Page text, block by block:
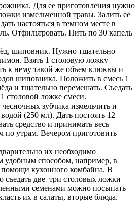
Для ее приготовления нужно
измельченной травы. Залить ее
настояться в темном месте в
Отфильтровать. Пить по 30 капель
шиповник. Нужно тщательно
Взять 1 столовую ложку
к нему такой же объем клюквы и
шиповника. Положить в смесь 1
и тщательно перемешать. Съедать
столовой ложке смеси.
зубчика измельчить и
(250 мл). Дать постоять 12
средство и принимать весь
по утрам. Вечером приготовить
их необходимо
удобным способом, например, в
кухонного комбайна. В
съедать две–три столовых ложки
семенами можно посыпать
их в салаты, вторые блюда.